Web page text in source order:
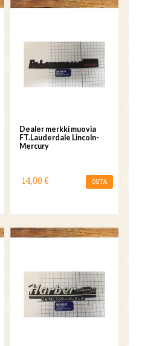
Dealer merkki muovia
FT.Lauderdale Lincoln-
Mercury
14,00 € OSTA